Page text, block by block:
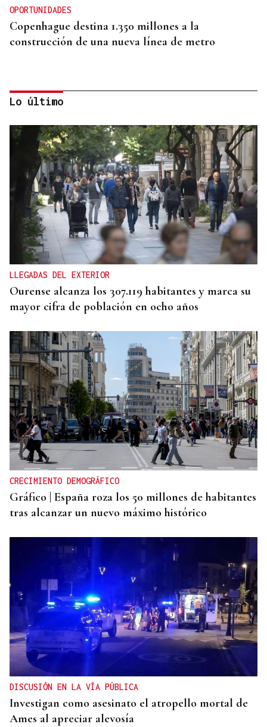
OPORTUNIDADES
Copenhague destina 1.350 millones a la
construcción de una nueva línea de metro
Las principales energéticas españolas arrancan
2026 con más beneficios y avanzan una nueva
ofensiva inversora
Lo último
LLEGADAS DEL EXTERIOR
Ourense alcanza los 307.119 habitantes y marca su
mayor cifra de población en ocho años
CRECIMIENTO DEMOGRÁFICO
Gráfico | España roza los 50 millones de habitantes
tras alcanzar un nuevo máximo histórico
DISCUSIÓN EN LA VÍA PÚBLICA
Investigan como asesinato el atropello mortal de
Ames al apreciar alevosía